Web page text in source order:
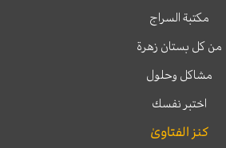
مكتبة السراج
من كل بستان زهرة
مشاكل وحلول
اختبر نفسك
كنز الفتاوىٰ